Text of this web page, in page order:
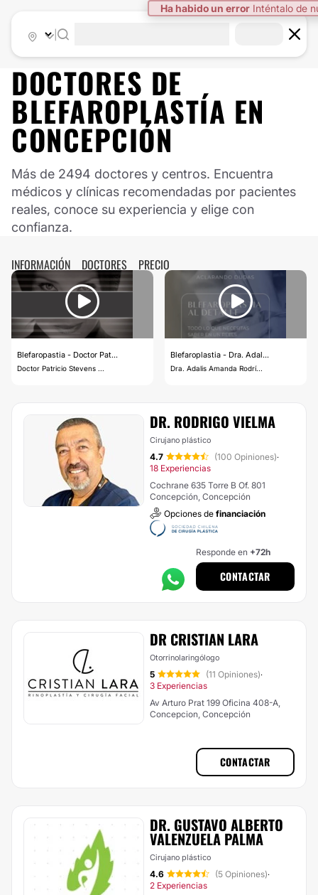
Ha habido un error Inténtalo de
DOCTORES DE
BLEFAROPLASTÍA EN
CONCEPCIÓN
Más de 2494 doctores y centros. Encuentra
médicos y clínicas recomendadas por pacientes
reales, conoce su experiencia y elige con
confianza.
INFORMACIÓN DOCTORES PRECIO
Blefaropastia - Doctor Pat...
Doctor Patricio Stevens ...
Blefaroplastia - Dra. Adal...
Dra. Adalis Amanda Rodrí...
DR. RODRIGO VIELMA
Cirujano plástico
4.7 (100 Opiniones)·
18 Experiencias
Cochrane 635 Torre B Of. 801
Concepción, Concepción
Opciones de financiación
Responde en +72h
CONTACTAR
DR CRISTIAN LARA
Otorrinolaringólogo
5 (11 Opiniones)·
3 Experiencias
Av Arturo Prat 199 Oficina 408-A,
Concepcion, Concepción
CONTACTAR
DR. GUSTAVO ALBERTO
VALENZUELA PALMA
Cirujano plástico
4.6 (5 Opiniones)·
2 Experiencias